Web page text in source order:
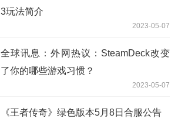
3玩法简介
2023-05-07
全球讯息：外网热议：SteamDeck改变
了你的哪些游戏习惯？
2023-05-07
《王者传奇》绿色版本5月8日合服公告